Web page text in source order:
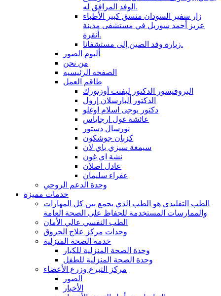
الوفد المرافق له.
زار سفير السودان منسق كبير الأطباء
عزيز أحمد سوريل في مستشفى مدينة
أنقرة.
زيارة وفد الصين إلى مستشفانا.
ألبوم الصور
من نحن
الصفحه الرئيسيه
طاقم العمل
البروفيسور الدكتور ليفنت أوزتورك
الدكتور ألبارسلان إرول
دكتور يوجى اسلام اوغلو
عائشة غول ارجاياس
نورسال دستور
كزبان جوشكون
سيمغة سيزي باي لان
نشة اي غون
عادل اصلان
عفراء سليمان
وحدة الدعم الروحي
خدمات مميزة
الطب التقليدي هو الطب الذي يجمع بين كل المهارات
والممارسات المستخدمة للحفاظ على الصحة العامة
الطب النفسي عالي الأمان
وحدات مركز علاج الحروق
خدمة الصحة المنزلية
وحدة الصحة المنزلية للكبار
وحدة الصحة المنزلية للطفل
مركز التبرع وزرع الأعضاء
الصور
الأخبار